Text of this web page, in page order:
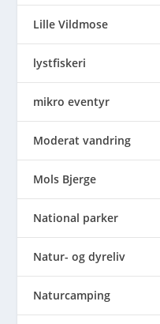
Lille Vildmose
lystfiskeri
mikro eventyr
Moderat vandring
Mols Bjerge
National parker
Natur- og dyreliv
Naturcamping